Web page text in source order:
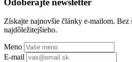
Odoberajte newsletter
Získajte najnovšie články e-mailom. Bez
najdôležitejšieho.
Meno
E-mail